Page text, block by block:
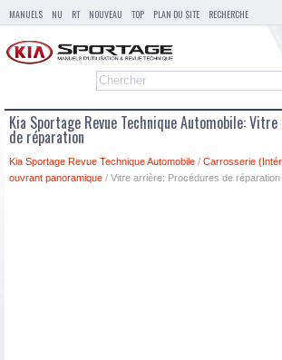
MANUELS NU RT NOUVEAU TOP PLAN DU SITE RECHERCHE
Kia Sportage Revue Technique Automobile:
de réparation
Kia Sportage Revue Technique Automobile / Carrosserie
ouvrant panoramique / Vitre arrière: Procédures de réparation